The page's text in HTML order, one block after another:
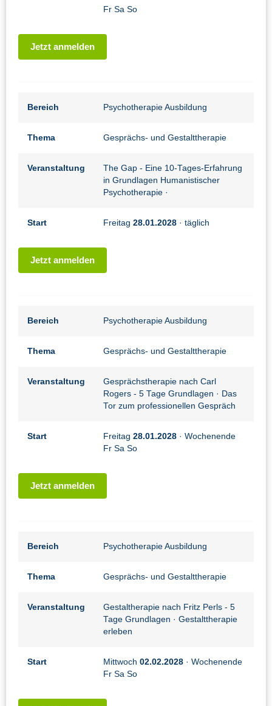
Fr Sa So
Jetzt anmelden
Bereich Psychotherapie Ausbildung
Thema Gesprächs- und Gestalttherapie
Veranstaltung
The Gap - Eine 10-Tages-Erfahrung
in Grundlagen Humanistischer
Psychotherapie ·
Start Freitag 28.01.2028 · täglich
Jetzt anmelden
Bereich Psychotherapie Ausbildung
Thema Gesprächs- und Gestalttherapie
Veranstaltung
Gesprächstherapie nach Carl
Rogers - 5 Tage Grundlagen · Das
Tor zum professionellen Gespräch
Start Freitag 28.01.2028 · Wochenende
Fr Sa So
Jetzt anmelden
Bereich Psychotherapie Ausbildung
Thema Gesprächs- und Gestalttherapie
Veranstaltung
Gestaltherapie nach Fritz Perls - 5
Tage Grundlagen · Gestalttherapie
erleben
Start Mittwoch 02.02.2028 · Wochenende
Fr Sa So